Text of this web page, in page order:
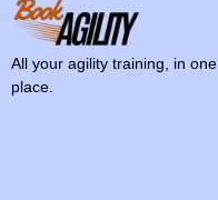
All your agility training, in one
place.